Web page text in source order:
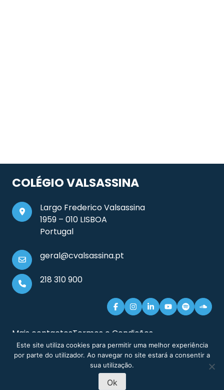
MARCAÇÃO DE
COLÉGIO VALSASSINA
Largo Frederico Valsassina
1959 – 010 LISBOA
Portugal
geral@cvalsassina.pt
218 310 900
Mais contactosTermos e Condições
Documentos e Informação LegalSitemap
© 2026 Colégio Valsassina
Este site utiliza cookies para permitir uma melhor experiência
por parte do utilizador. Ao navegar no site estará a consentir a
sua utilização.
Ok